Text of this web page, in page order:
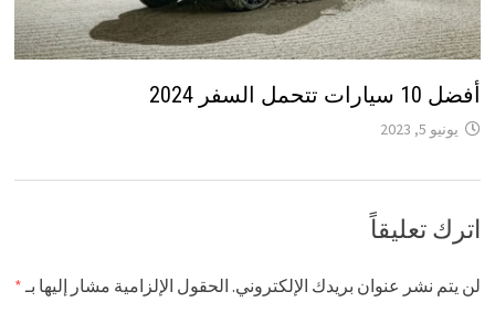
أفضل 10 سيارات تتحمل السفر 2024
يونيو 5, 2023
اترك تعليقاً
لن يتم نشر عنوان بريدك الإلكتروني. الحقول الإلزامية مشار إليها بـ*